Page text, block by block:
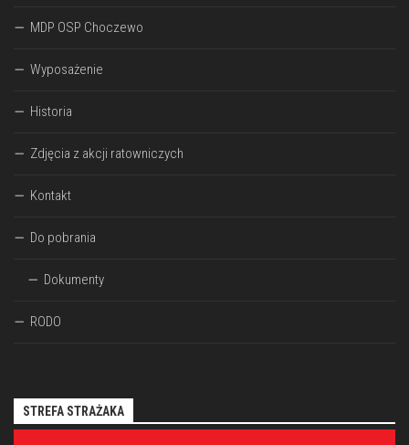
MDP OSP Choczewo
Wyposażenie
Historia
Zdjęcia z akcji ratowniczych
Kontakt
Do pobrania
Dokumenty
RODO
STREFA STRAŻAKA